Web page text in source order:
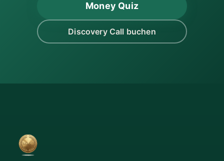
Money Quiz
Discovery Call buchen